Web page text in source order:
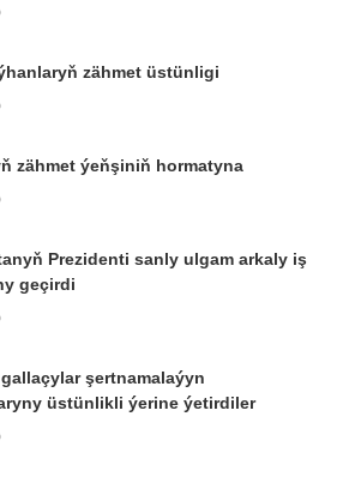
zähmet üstünligi
zähmet ýeňşiniň hormatyna
Prezidenti sanly ulgam arkaly iş
geçirdi
şertnamalaýyn
üstünlikli ýerine ýetirdiler